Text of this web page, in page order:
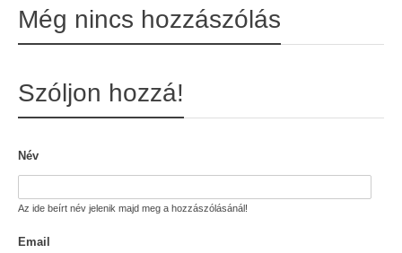
Még nincs hozzászólás
Szóljon hozzá!
Név
Az ide beírt név jelenik majd meg a hozzászólásánál!
Email